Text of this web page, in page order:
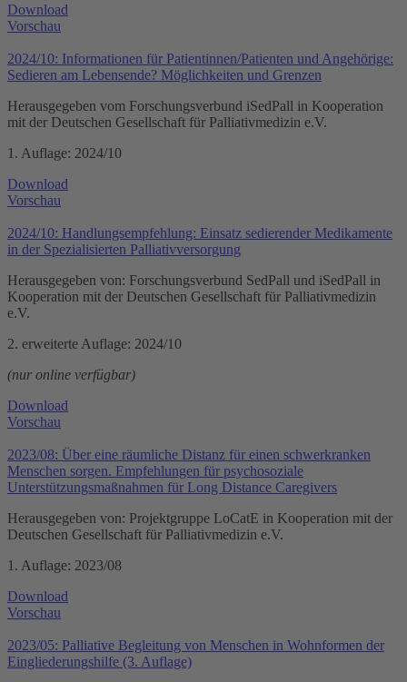
Download
Vorschau
2024/10: Informationen für Patientinnen/Patienten und Angehörige:
Sedieren am Lebensende? Möglichkeiten und Grenzen
Herausgegeben vom Forschungsverbund iSedPall in Kooperation
mit der Deutschen Gesellschaft für Palliativmedizin e.V.
1. Auflage: 2024/10
Download
Vorschau
2024/10: Handlungsempfehlung: Einsatz sedierender Medikamente
in der Spezialisierten Palliativversorgung
Herausgegeben von: Forschungsverbund SedPall und iSedPall in
Kooperation mit der Deutschen Gesellschaft für Palliativmedizin
e.V.
2. erweiterte Auflage: 2024/10
(nur online verfügbar)
Download
Vorschau
2023/08: Über eine räumliche Distanz für einen schwerkranken
Menschen sorgen. Empfehlungen für psychosoziale
Unterstützungsmaßnahmen für Long Distance Caregivers
Herausgegeben von: Projektgruppe LoCatE in Kooperation mit der
Deutschen Gesellschaft für Palliativmedizin e.V.
1. Auflage: 2023/08
Download
Vorschau
2023/05: Palliative Begleitung von Menschen in Wohnformen der
Eingliederungshilfe (3. Auflage)